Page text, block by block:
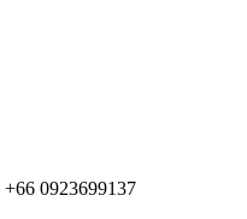
+66 0923699137